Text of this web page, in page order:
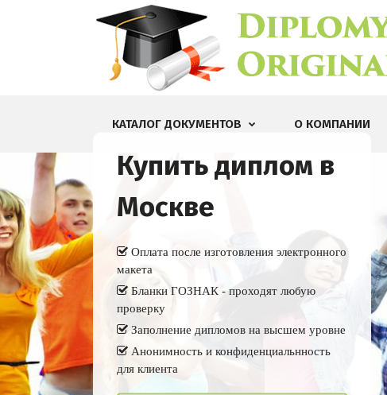
КАТАЛОГ ДОКУМЕНТОВ О КОМПАНИИ
Купить диплом в
Москве
Оплата после изготовления электронного
макета
Бланки ГОЗНАК - проходят любую
проверку
Заполнение дипломов на высшем уровне
Анонимность и конфиденциальнность
для клиента